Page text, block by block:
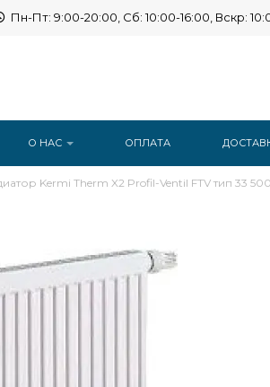
Пн-Пт: 9:00-20:00, Сб: 10:00-16:00, Вскр:
О НАС ОПЛАТА
Kermi Therm X2 Profil-Ventil FTV тип 33